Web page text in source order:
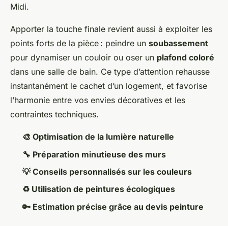
Midi.
Apporter la touche finale revient aussi à exploiter les
points forts de la pièce : peindre un soubassement
pour dynamiser un couloir ou oser un plafond coloré
dans une salle de bain. Ce type d’attention rehausse
instantanément le cachet d’un logement, et favorise
l’harmonie entre vos envies décoratives et les
contraintes techniques.
🎨 Optimisation de la lumière naturelle
🔧 Préparation minutieuse des murs
💡 Conseils personnalisés sur les couleurs
♻️ Utilisation de peintures écologiques
🔑 Estimation précise grâce au devis peinture